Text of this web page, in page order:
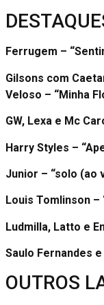
Ferrugem –
Gilsons com
Veloso – “Minha
GW, Lexa e Mc
Harry Styles –
Junior – “solo (ao
Louis Tomlinson –
Ludmilla, Latto e
Saulo Fernandes
OUTROS